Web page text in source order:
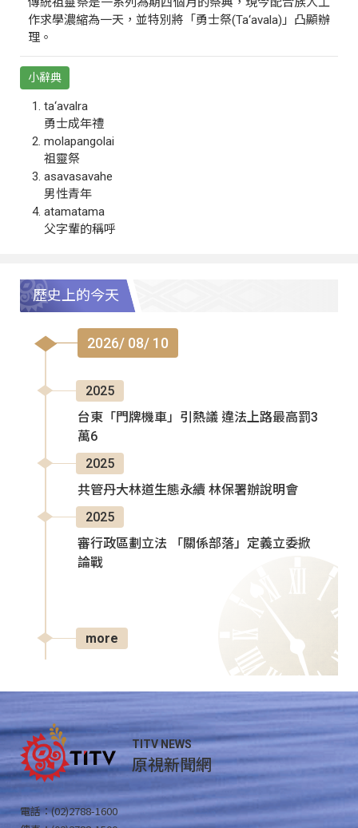
作求學濃縮為一天，並特別將「勇士祭(Ta‘avala)」凸顯辦
理。
小辭典
ta‘avalra
勇士成年禮
molapangolai
祖靈祭
asavasavahe
男性青年
atamatama
父字輩的稱呼
歷史上的今天
2026/ 08/ 10
2025
台東「門牌機車」引熱議 違法上路最高罰3
萬6
2025
共管丹大林道生態永續 林保署辦說明會
2025
審行政區劃立法 「關係部落」定義立委掀
論戰
more
TITV NEWS
原視新聞網
電話：(02)2788-1600